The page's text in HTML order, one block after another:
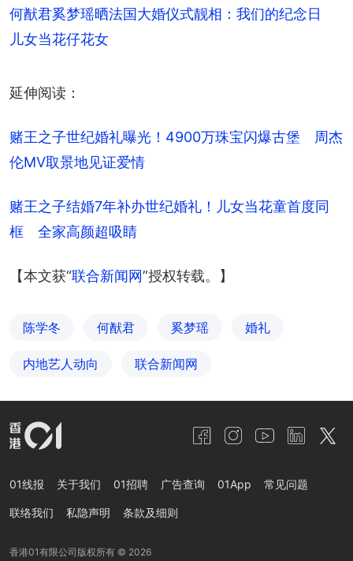
何猷君奚梦瑶晒法国大婚仪式靓相：我们的纪念日
儿女当花仔花女
延伸阅读：
赌王之子世纪婚礼曝光！4900万珠宝闪爆古堡　周杰
伦MV取景地见证爱情
赌王之子结婚7年补办世纪婚礼！儿女当花童首度同
框　全家高颜超吸睛
【本文获“联合新闻网”授权转载。】
陈学冬 何猷君 奚梦瑶 婚礼
内地艺人动向 联合新闻网
01线报 关于我们 01招聘 广告查询 01App 常见问题
联络我们 私隐声明 条款及细则
香港01有限公司版权所有 © 2026